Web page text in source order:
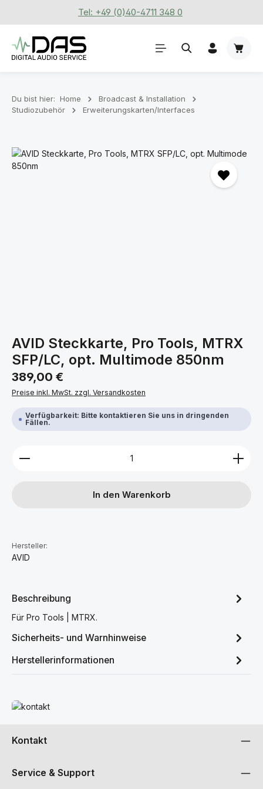
Zum Hauptinhalt springenTel: +49 (0)40-4711 348 0
Du bist hier: Home
Broadcast & Installation
Studiozubehör
Erweiterungskarten/Interfaces
Bildergalerie überspringen
AVID Steckkarte, Pro Tools, MTRX
SFP/LC, opt. Multimode 850nm
Regulärer Preis:
389,00 €
Preise inkl. MwSt. zzgl. Versandkosten
Verfügbarkeit: Bitte kontaktieren Sie uns in dringenden
Fällen.
Produkt Anzahl: Gib den gewünschten Wert ein
In den Warenkorb
Hersteller:
AVID
Beschreibung
Für Pro Tools | MTRX.
Sicherheits- und Warnhinweise
Herstellerinformationen
Mehr erfahren
Kontakt
Service & Support